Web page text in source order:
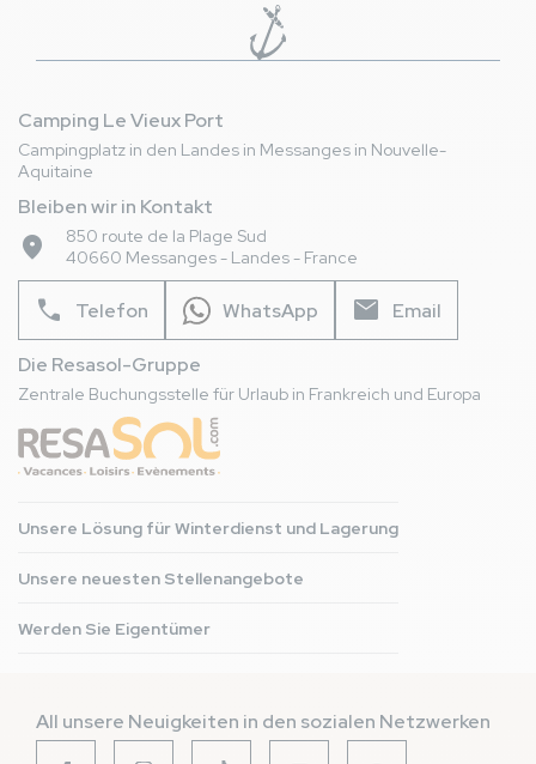
Camping Le Vieux Port
Campingplatz in den Landes in Messanges in Nouvelle-
Aquitaine
Bleiben wir in Kontakt
place
850 route de la Plage Sud
40660 Messanges - Landes - France
phone Telefon WhatsApp mail Email
Die Resasol-Gruppe
Zentrale Buchungsstelle für Urlaub in Frankreich und Europa
Unsere Lösung für Winterdienst und Lagerung
Unsere neuesten Stellenangebote
Werden Sie Eigentümer
All unsere Neuigkeiten in den sozialen Netzwerken